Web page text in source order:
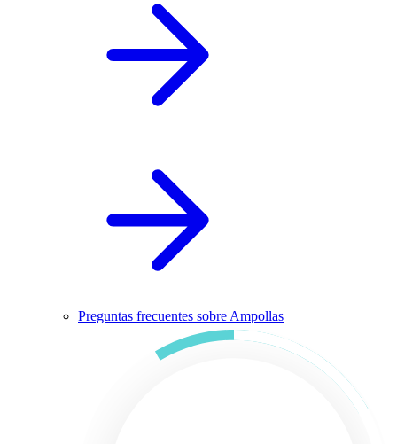
Preguntas frecuentes sobre Ampollas